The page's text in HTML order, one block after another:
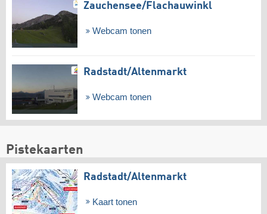
Zauchensee/​Flachauwinkl
Webcam tonen
Radstadt/​Altenmarkt
Webcam tonen
Pistekaarten
Radstadt/​Altenmarkt
Kaart tonen